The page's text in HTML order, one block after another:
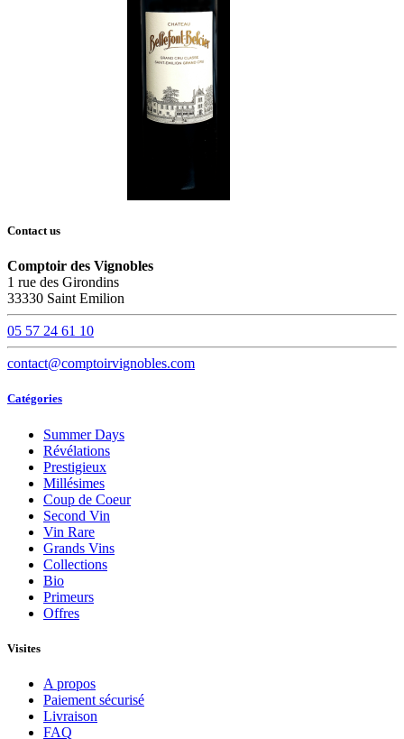
Contact us
Comptoir des Vignobles
1 rue des Girondins
33330 Saint Emilion
05 57 24 61 10
contact@comptoirvignobles.com
Catégories
Summer Days
Révélations
Prestigieux
Millésimes
Coup de Coeur
Second Vin
Vin Rare
Grands Vins
Collections
Bio
Primeurs
Offres
Visites
A propos
Paiement sécurisé
Livraison
FAQ